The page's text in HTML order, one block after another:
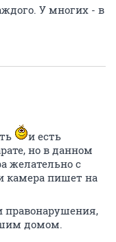
У многих - в
и есть
но в данном
желательно с
камера пишет на
правонарушения,
домом.